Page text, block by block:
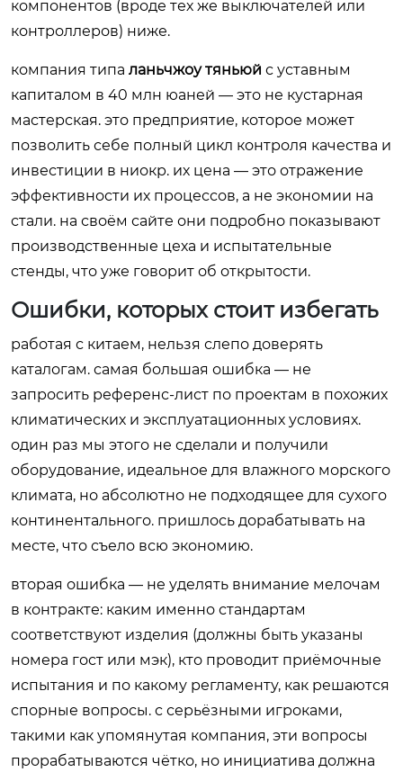
компонентов (вроде тех же выключателей или
контроллеров) ниже.
компания типа ланьчжоу тяньюй с уставным
капиталом в 40 млн юаней — это не кустарная
мастерская. это предприятие, которое может
позволить себе полный цикл контроля качества и
инвестиции в ниокр. их цена — это отражение
эффективности их процессов, а не экономии на
стали. на своём сайте они подробно показывают
производственные цеха и испытательные
стенды, что уже говорит об открытости.
Ошибки, которых стоит избегать
работая с китаем, нельзя слепо доверять
каталогам. самая большая ошибка — не
запросить референс-лист по проектам в похожих
климатических и эксплуатационных условиях.
один раз мы этого не сделали и получили
оборудование, идеальное для влажного морского
климата, но абсолютно не подходящее для сухого
континентального. пришлось дорабатывать на
месте, что съело всю экономию.
вторая ошибка — не уделять внимание мелочам
в контракте: каким именно стандартам
соответствуют изделия (должны быть указаны
номера гост или мэк), кто проводит приёмочные
испытания и по какому регламенту, как решаются
спорные вопросы. с серьёзными игроками,
такими как упомянутая компания, эти вопросы
прорабатываются чётко, но инициатива должна